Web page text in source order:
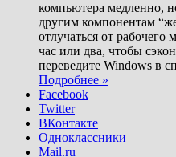
компьютера медленно,
другим компонентам
отлучаться от рабочего
час или два, чтобы
переведите Windows в
Подробнее »
Facebook
Twitter
ВКонтакте
Одноклассники
Mail.ru